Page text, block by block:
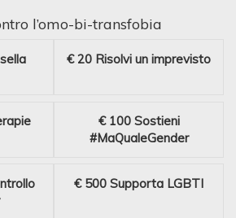
l’omo-bi-transfobia
€ 20 Risolvi un imprevisto
€ 100 Sostieni
#MaQualeGender
€ 500 Supporta LGBTI